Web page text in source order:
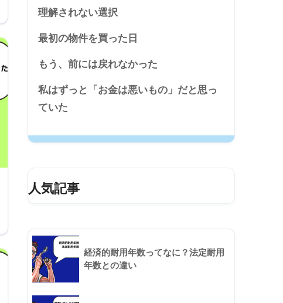
理解されない選択
最初の物件を買った日
もう、前には戻れなかった
私はずっと「お金は悪いもの」だと思っ
ていた
人気記事
経済的耐用年数ってなに？法定耐用
年数との違い